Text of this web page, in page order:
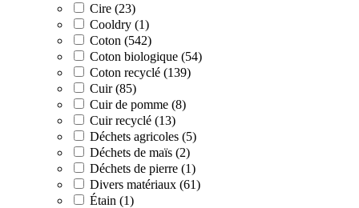
Cire (23)
Cooldry (1)
Coton (542)
Coton biologique (54)
Coton recyclé (139)
Cuir (85)
Cuir de pomme (8)
Cuir recyclé (13)
Déchets agricoles (5)
Déchets de maïs (2)
Déchets de pierre (1)
Divers matériaux (61)
Étain (1)